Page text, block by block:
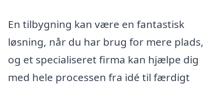
En tilbygning kan være en fantastisk
løsning, når du har brug for mere plads,
og et specialiseret firma kan hjælpe dig
med hele processen fra idé til færdigt